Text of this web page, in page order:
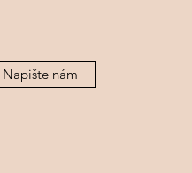
Napište nám